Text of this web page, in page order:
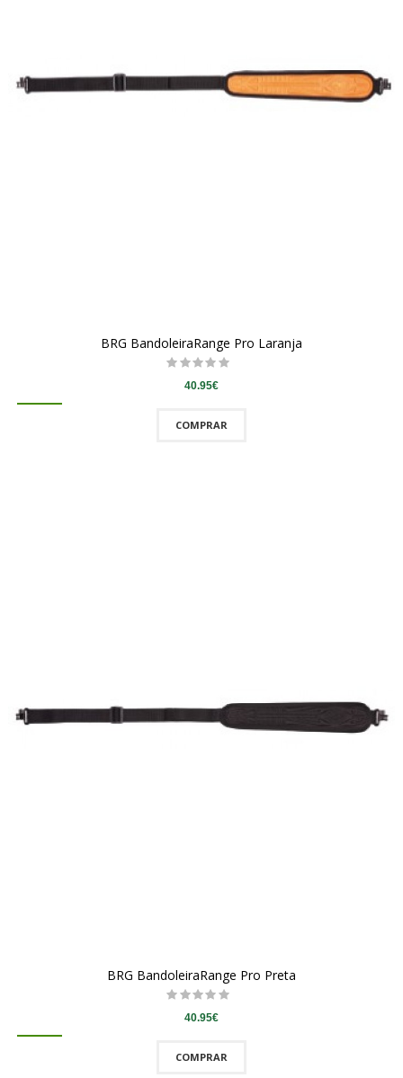
BRG BandoleiraRange Pro Laranja
40.95€
COMPRAR
BRG BandoleiraRange Pro Preta
40.95€
COMPRAR